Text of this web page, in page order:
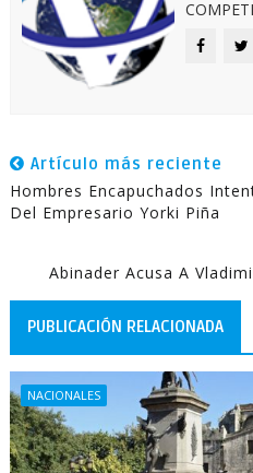
Artículo más reciente
Hombres Encapuchados
Del Empresario Yorki Piña
Abinader Acusa A
PUBLICACIÓN RELACIONADA
NACIONALES